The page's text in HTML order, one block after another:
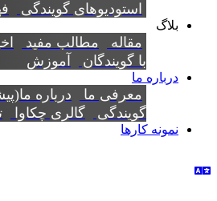
استودیوهای گویندگی
بلاگ
مقاله مطالب مفید اخبار
با گویندگان آموزش
درباره ما
معرفی ما درباره
گویندگی گالری چکاوا تیم
نمونه کارها